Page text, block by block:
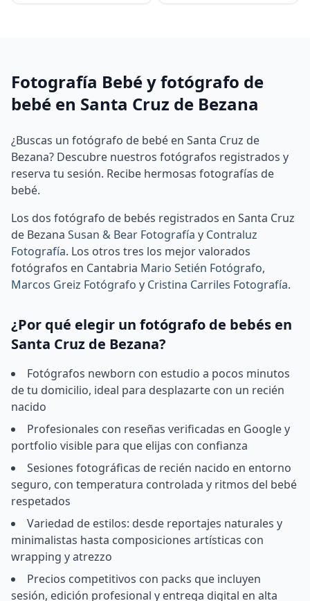
Fotografía Bebé y fotógrafo de
bebé en Santa Cruz de Bezana
¿Buscas un fotógrafo de bebé en Santa Cruz de
Bezana? Descubre nuestros fotógrafos registrados y
reserva tu sesión. Recibe hermosas fotografías de
bebé.
Los dos fotógrafo de bebés registrados en Santa Cruz
de Bezana Susan & Bear Fotografía y Contraluz
Fotografía. Los otros tres los mejor valorados
fotógrafos en Cantabria Mario Setién Fotógrafo,
Marcos Greiz Fotógrafo y Cristina Carriles Fotografía.
¿Por qué elegir un fotógrafo de bebés en
Santa Cruz de Bezana?
Fotógrafos newborn con estudio a pocos minutos
de tu domicilio, ideal para desplazarte con un recién
nacido
Profesionales con reseñas verificadas en Google y
portfolio visible para que elijas con confianza
Sesiones fotográficas de recién nacido en entorno
seguro, con temperatura controlada y ritmos del bebé
respetados
Variedad de estilos: desde reportajes naturales y
minimalistas hasta composiciones artísticas con
wrapping y atrezzo
Precios competitivos con packs que incluyen
sesión, edición profesional y entrega digital en alta